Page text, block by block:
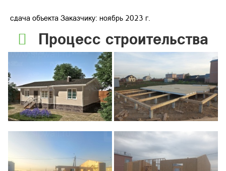
сдача объекта Заказчику: ноябрь 2023 г.
Процесс строительства